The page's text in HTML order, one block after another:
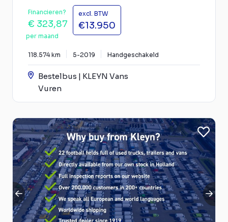
Financieren?
€ 323,87
per maand
excl. BTW
€13.950
118.574 km 5-2019 Handgeschakeld
Bestelbus | KLEYN Vans
Vuren